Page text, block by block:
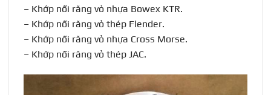
– Khớp nối răng vỏ nhựa Bowex KTR.
– Khớp nối răng vỏ thép Flender.
– Khớp nối răng vỏ nhựa Cross Morse.
– Khớp nối răng vỏ thép JAC.